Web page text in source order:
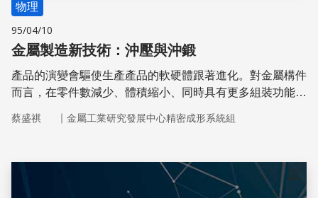
物理
95/04/10
金屬製造新技術：沖壓與沖鍛
產品的演變會驅使生產產品的軟硬體跟著進化。對金屬構件
而言，在零件數減少、體積縮小、同時具有更多組裝功能的
蔡盛祺 ｜ 金屬工業研究發展中心精密成形系統組
儲存